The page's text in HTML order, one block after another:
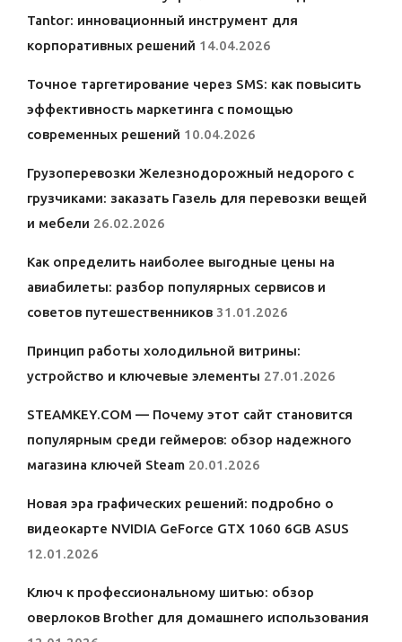
Tantor: инновационный инструмент для
корпоративных решений 14.04.2026
Точное таргетирование через SMS: как повысить
эффективность маркетинга с помощью
современных решений 10.04.2026
Грузоперевозки Железнодорожный недорого с
грузчиками: заказать Газель для перевозки вещей
и мебели 26.02.2026
Как определить наиболее выгодные цены на
авиабилеты: разбор популярных сервисов и
советов путешественников 31.01.2026
Принцип работы холодильной витрины:
устройство и ключевые элементы 27.01.2026
STEAMKEY.COM — Почему этот сайт становится
популярным среди геймеров: обзор надежного
магазина ключей Steam 20.01.2026
Новая эра графических решений: подробно о
видеокарте NVIDIA GeForce GTX 1060 6GB ASUS
12.01.2026
Ключ к профессиональному шитью: обзор
оверлоков Brother для домашнего использования